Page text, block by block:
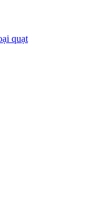
quạt